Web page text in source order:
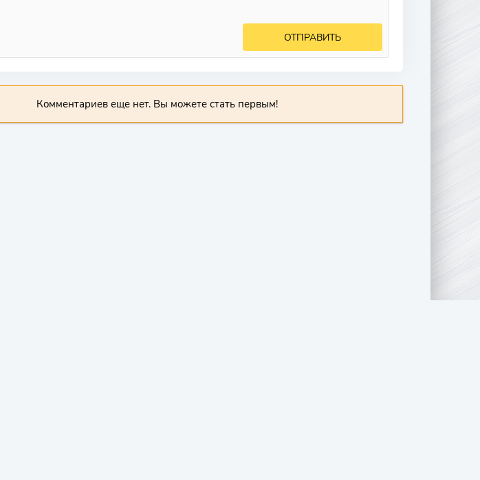
ОТПРАВИТЬ
Комментариев еще нет. Вы можете стать первым!